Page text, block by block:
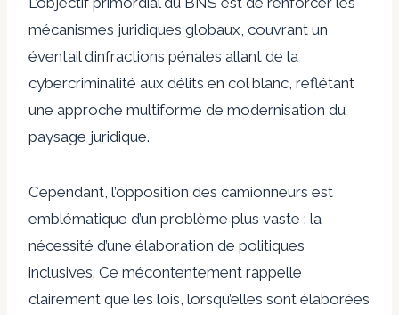
mécanismes juridiques globaux, couvrant un
éventail d’infractions pénales allant de la
cybercriminalité aux délits en col blanc, reflétant
une approche multiforme de modernisation du
paysage juridique.
Cependant, l’opposition des camionneurs est
emblématique d’un problème plus vaste : la
nécessité d’une élaboration de politiques
inclusives. Ce mécontentement rappelle
clairement que les lois, lorsqu’elles sont élaborées